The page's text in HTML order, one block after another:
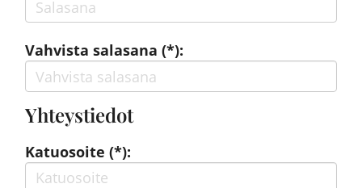
Vahvista salasana (*):
Yhteystiedot
Katuosoite (*):